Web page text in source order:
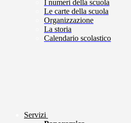
I numeri della scuola
Le carte della scuola
Organizzazione
La storia
Calendario scolastico
Servizi